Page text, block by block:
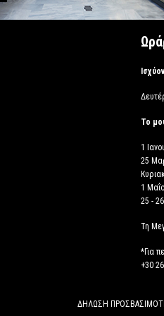
Το
1
25
1
25 -
Τη
*Για
+30
ΔΗΛΩΣΗ